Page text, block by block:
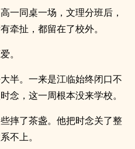
一同桌一场，文理分班后，
扯，都留在了校外。
。
半。一来是江临始终闭口不
念，这一周根本没来学校。
摔了茶盏。他把时念关了整
不上。